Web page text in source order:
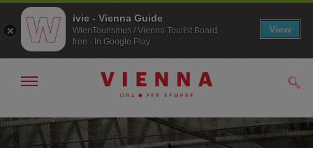
Alla
navigazione
Al
contenuto
Mostra/nascondi
ivie - Vienna Guide
WienTourismus / Vienna Tourist Board
free - In Google Play
View